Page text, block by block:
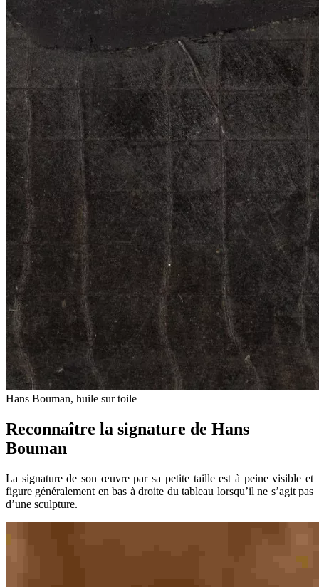
Hans Bouman, huile sur toile
Reconnaître la signature de Hans
Bouman
La signature de son œuvre par sa petite taille est à peine visible et
figure généralement en bas à droite du tableau lorsqu’il ne s’agit pas
d’une sculpture.